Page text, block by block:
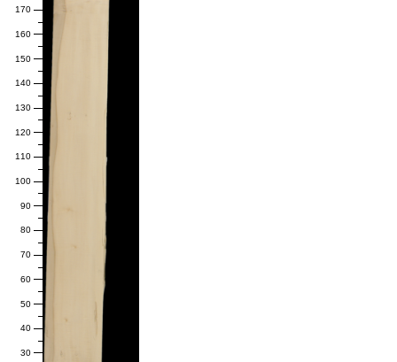
30
40
50
60
70
80
90
100
110
120
130
140
150
160
170